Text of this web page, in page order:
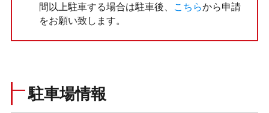
間以上駐車する場合は駐車後、
こちらから申請
をお願い致します。
駐車場情報